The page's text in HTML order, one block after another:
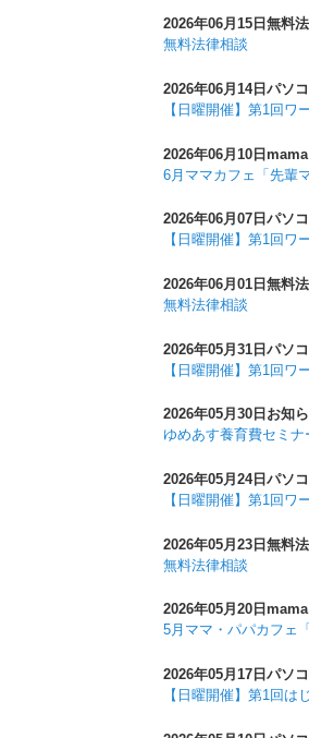
2026年06月15日 無料
無料法律相談
2026年06月14日 パソ
【日曜開催】第1回ワ
2026年06月10日
6月ママカフェ「先輩
2026年06月07日 パソ
【日曜開催】第1回ワ
2026年06月01日 無料
無料法律相談
2026年05月31日パソ
【日曜開催】第1回ワ
2026年05月30日 お知
ゆめあす養育費セミナ
2026年05月24日 パソ
【日曜開催】第1回ワ
2026年05月23日無料
無料法律相談
2026年05月20日
5月ママ・パパカフェ
2026年05月17日 パソ
【日曜開催】第1回は